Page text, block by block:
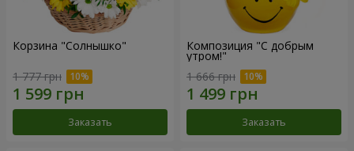
Корзина "Солнышко"
1 777 грн
Заказать
Композиция "С добрым
утром!"
1 666 грн
Заказать